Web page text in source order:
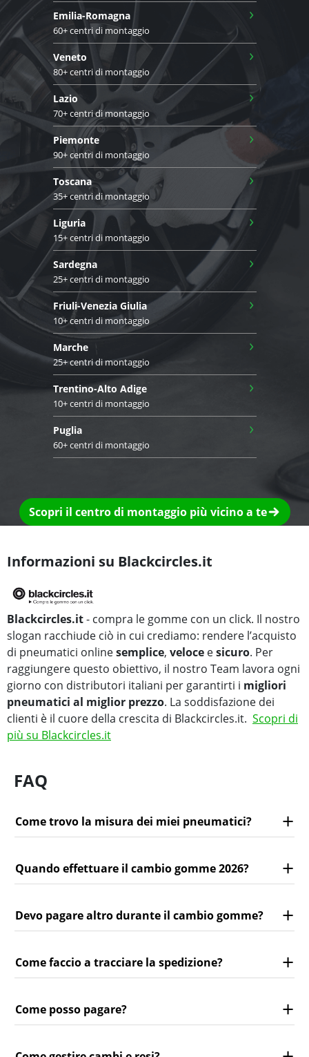
Emilia-Romagna
60+ centri di montaggio
›
Veneto
80+ centri di montaggio
›
Lazio
70+ centri di montaggio
›
Piemonte
90+ centri di montaggio
›
Toscana
35+ centri di montaggio
›
Liguria
15+ centri di montaggio
›
Sardegna
25+ centri di montaggio
›
Friuli-Venezia Giulia
10+ centri di montaggio
›
Marche
25+ centri di montaggio
›
Trentino-Alto Adige
10+ centri di montaggio
›
Puglia
60+ centri di montaggio
›
Scopri il centro di montaggio più vicino a te
Informazioni su Blackcircles.it
Blackcircles.it- compra le gomme con un click. Il nostro
slogan racchiude ciò in cui crediamo: rendere l’acquisto
di pneumatici onlinesemplice, veloce esicuro. Per
raggiungere questo obiettivo, il nostro Team lavora ogni
giorno con distributori italiani per garantirti i migliori
pneumatici al miglior prezzo. La soddisfazione dei
clienti è il cuore della crescita di Blackcircles.it. Scopri di
più su Blackcircles.it
FAQ
Come trovo la misura dei miei pneumatici?
Quando effettuare il cambio gomme 2026?
Devo pagare altro durante il cambio gomme?
Come faccio a tracciare la spedizione?
Come posso pagare?